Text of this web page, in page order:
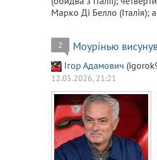
Марко Ді Белло (Італія);
2 Моурінью
Ігор Адамович
12.05.2026, 21:21